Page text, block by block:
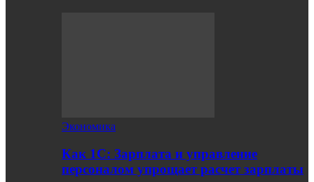
Экономика
Как 1С: Зарплата и управление
персоналом упрощает расчет зарплаты